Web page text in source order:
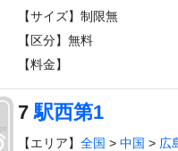
【サイズ】制限無
【区分】無料
【料金】
7駅西第1
【エリア】 全国 > 中国 > 広